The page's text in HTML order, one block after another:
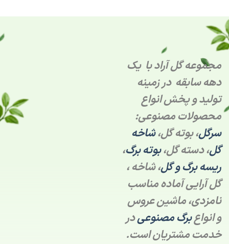
مجموعه گل آراد با یک
دهه سابقه در زمینه
تولید و پخش انواع
محصولات مصنوعی:
سرگل، بوته گل،شاخه
گل، دسته گل،بوته برگ،
ریسه برگ و گل، شاخه ،
گل آرایی آماده مناسب
نامزدی، ماشین عروس
و انواعبرگ مصنوعیدر
خدمت مشتریان است.